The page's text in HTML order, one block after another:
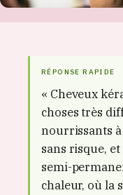
RÉPONSE RAPIDE
« Cheveux
choses très
nourrissants
sans risque,
semi-
chaleur, où la